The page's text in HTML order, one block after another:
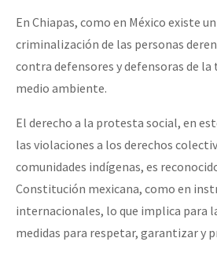
En Chiapas, como en México existe
criminalización de las personas
contra defensores y defensoras de
medio ambiente.
El derecho a la protesta social, en
las violaciones a los derechos
comunidades indígenas, es
Constitución mexicana, como en
internacionales, lo que implica para
medidas para respetar, garantizar y